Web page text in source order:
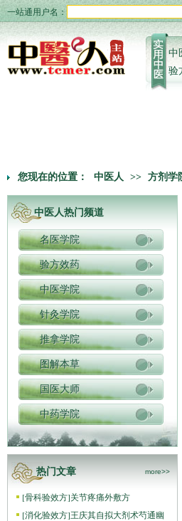
一站通用户名：
中
验
您现在的位置： 中医人 >> 方剂学
中医人热门频道
名医学院
验方效药
中医学院
针灸学院
推拿学院
图解本草
国医大师
中药学院
热门文章 more>>
[骨科验效方]关节疼痛外敷方
[消化验效方]王庆其自拟大剂术芍通幽